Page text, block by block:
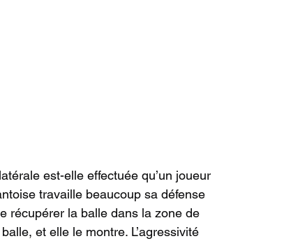
est-elle effectuée qu’un joueur
travaille beaucoup sa défense
récupérer la balle dans la zone de
et elle le montre. L’agressivité